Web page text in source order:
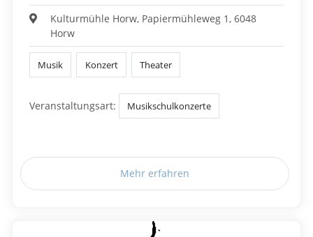
Kulturmühle Horw, Papiermühleweg 1, 6048
Horw
Musik Konzert Theater
Veranstaltungsart: Musikschulkonzerte
Mehr erfahren